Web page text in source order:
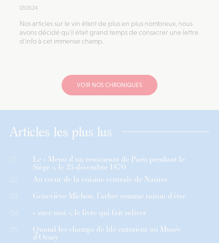
03.05.24
Nos articles sur le vin étant de plus en plus nombreux, nous
avons décidé qu'il était grand temps de consacrer une lettre
d'info à cet immense champ.
VOIR NOS CHRONIQUES
Articles les plus lus
01 Le « Menu d’un restaurant de Paris pendant le
Siège », le 25 décembre 1870
Au cœur de la cuisine centrale de Nantes
03 Geneviève Michon, l’arbre comme raison d’être
04 « suce moi », le livre qui fait saliver
05 Quand les champs de blé entraient au Musée
d’Orsay